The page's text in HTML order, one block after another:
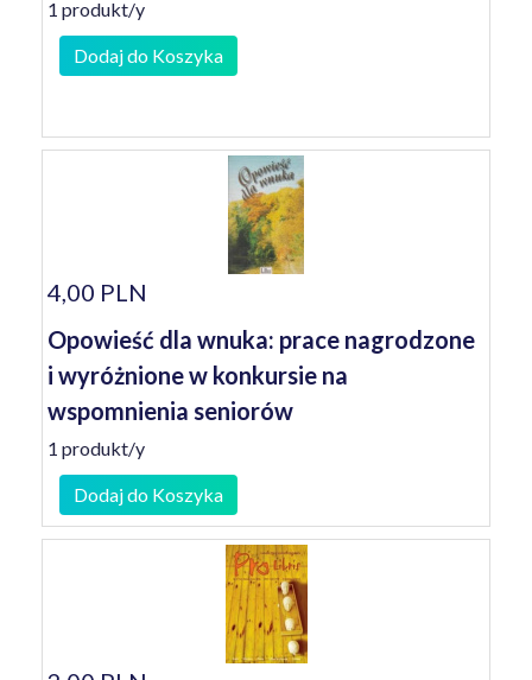
1 produkt/y
Dodaj do Koszyka
4,00 PLN
Opowieść dla wnuka: prace nagrodzone
i wyróżnione w konkursie na
wspomnienia seniorów
1 produkt/y
Dodaj do Koszyka